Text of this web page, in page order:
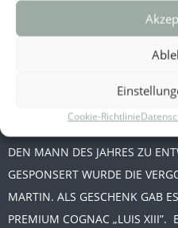
Cookie-Richtlinie
DEN MANN DES JAHRES ZU
GESPONSERT WURDE DIE
MARTIN. ALS GESCHENK GAB
PREMIUM COGNAC „LUIS XIII”.